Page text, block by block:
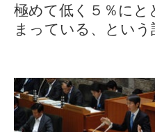
極めて低く５％にと
まっている、とい